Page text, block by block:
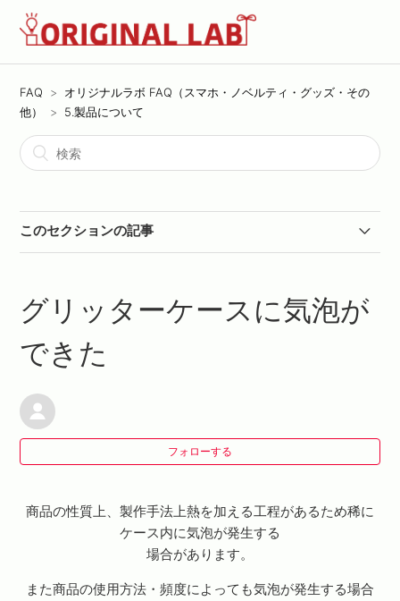
FAQ
オリジナルラボ FAQ（スマホ・ノベルティ・グッズ・その
他）
5.製品について
このセクションの記事
【Tシャツ・その他】届いた商品で臭いがするのですが...
作ってもらった商品は個人のお店で販売することは可能
グリッター（トキメキハート）ケースの特徴を生かした
デザインを作成したい。
グリッターケースに気泡が
できた
フォローする
商品の性質上、製作手法上熱を加える工程があるため稀に
ケース内に気泡が発生する
場合があります。
また商品の使用方法・頻度によっても気泡が発生する場合